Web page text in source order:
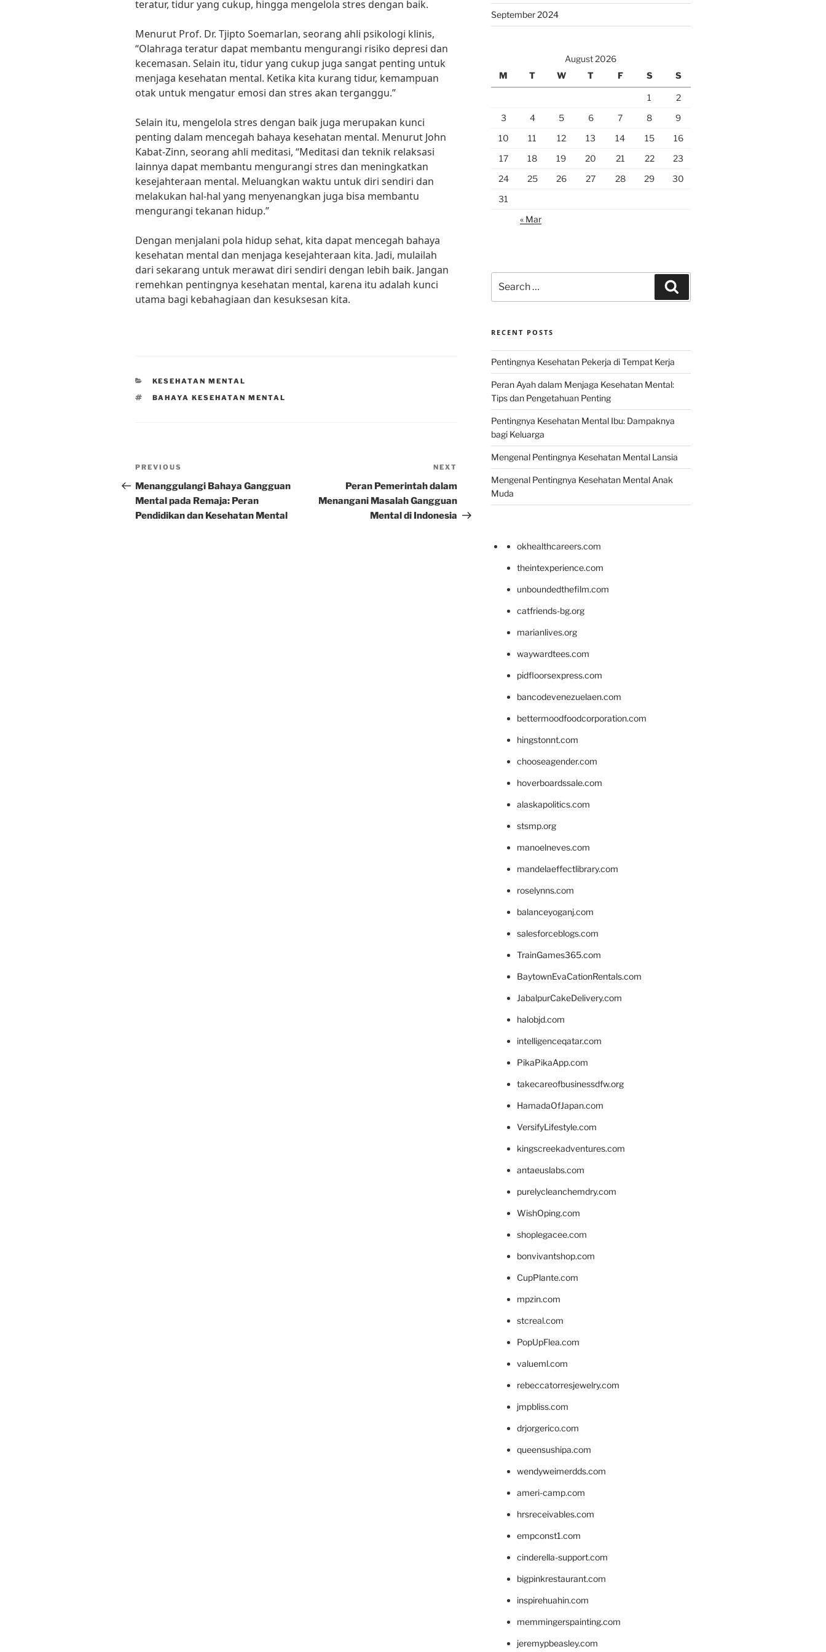
teratur, tidur yang cukup, hingga mengelola stres dengan baik.
Menurut Prof. Dr. Tjipto Soemarlan, seorang ahli psikologi klinis,
“Olahraga teratur dapat membantu mengurangi risiko depresi dan
kecemasan. Selain itu, tidur yang cukup juga sangat penting untuk
menjaga kesehatan mental. Ketika kita kurang tidur, kemampuan
otak untuk mengatur emosi dan stres akan terganggu.”
Selain itu, mengelola stres dengan baik juga merupakan kunci
penting dalam mencegah bahaya kesehatan mental. Menurut John
Kabat-Zinn, seorang ahli meditasi, “Meditasi dan teknik relaksasi
lainnya dapat membantu mengurangi stres dan meningkatkan
kesejahteraan mental. Meluangkan waktu untuk diri sendiri dan
melakukan hal-hal yang menyenangkan juga bisa membantu
mengurangi tekanan hidup.”
Dengan menjalani pola hidup sehat, kita dapat mencegah bahaya
kesehatan mental dan menjaga kesejahteraan kita. Jadi, mulailah
dari sekarang untuk merawat diri sendiri dengan lebih baik. Jangan
remehkan pentingnya kesehatan mental, karena itu adalah kunci
utama bagi kebahagiaan dan kesuksesan kita.
CATEGORIES
KESEHATAN MENTAL
TAGS
BAHAYA KESEHATAN MENTAL
Post
navigation
Previous
Post
PREVIOUS
Menanggulangi Bahaya Gangguan
Mental pada Remaja: Peran
Pendidikan dan Kesehatan Mental
Post
NEXT
Peran Pemerintah dalam
Menangani Masalah Gangguan
Mental di Indonesia
September 2024
August 2026
M
T W T F S S
1
2
3
4 5 6 7 8
9
10
11 12 13 14 15
16
17
18 19 20 21 22
23
24
25 26 27 28 29
30
31
« Mar
for:
RECENT POSTS
Pentingnya Kesehatan Pekerja di Tempat Kerja
Peran Ayah dalam Menjaga Kesehatan Mental:
Tips dan Pengetahuan Penting
Pentingnya Kesehatan Mental Ibu: Dampaknya
bagi Keluarga
Mengenal Pentingnya Kesehatan Mental Lansia
Mengenal Pentingnya Kesehatan Mental Anak
Muda
okhealthcareers.com
theintexperience.com
unboundedthefilm.com
catfriends-bg.org
marianlives.org
waywardtees.com
pidfloorsexpress.com
bancodevenezuelaen.com
bettermoodfoodcorporation.com
hingstonnt.com
chooseagender.com
hoverboardssale.com
alaskapolitics.com
stsmp.org
manoelneves.com
mandelaeffectlibrary.com
roselynns.com
balanceyoganj.com
salesforceblogs.com
TrainGames365.com
BaytownEvaCationRentals.com
JabalpurCakeDelivery.com
halobjd.com
intelligenceqatar.com
PikaPikaApp.com
takecareofbusinessdfw.org
HamadaOfJapan.com
VersifyLifestyle.com
kingscreekadventures.com
antaeuslabs.com
purelycleanchemdry.com
WishOping.com
shoplegacee.com
bonvivantshop.com
CupPlante.com
mpzin.com
stcreal.com
PopUpFlea.com
valueml.com
rebeccatorresjewelry.com
jmpbliss.com
drjorgerico.com
queensushipa.com
wendyweimerdds.com
ameri-camp.com
hrsreceivables.com
empconst1.com
cinderella-support.com
bigpinkrestaurant.com
inspirehuahin.com
memmingerspainting.com
jeremypbeasley.com